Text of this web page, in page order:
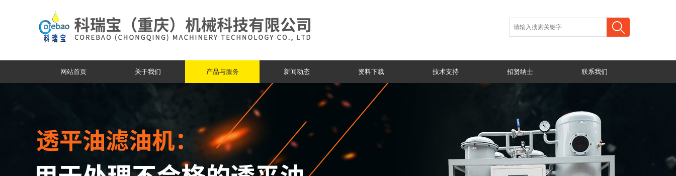
网站首页 关于我们 产品与服务 新闻动态 资料下载 技术支持 招贤纳士 联系我们